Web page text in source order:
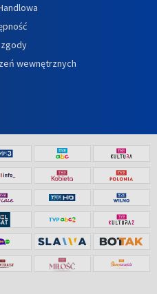
wewnętrznych